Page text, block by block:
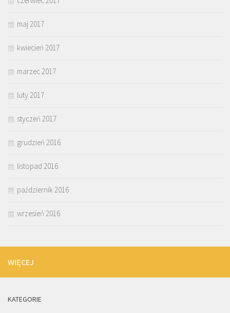
maj 2017
kwiecień 2017
marzec 2017
luty 2017
styczeń 2017
grudzień 2016
listopad 2016
październik 2016
wrzesień 2016
WIĘCEJ
KATEGORIE